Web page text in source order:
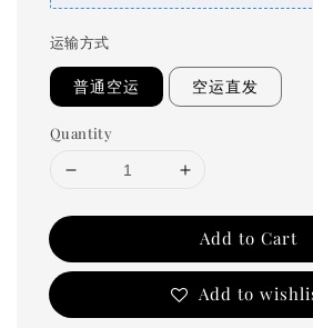
运输方式
普通空运 空运直发
Quantity
Add to Cart
Add to